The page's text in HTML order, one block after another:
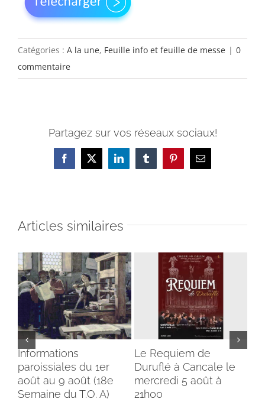
Catégories : A la une, Feuille info et feuille de messe | 0
commentaire
Partagez sur vos réseaux sociaux!
Facebook
X LinkedInTumblrPinterestEmail
Articles similaires
Informations
paroissiales du 1er
août au 9 août (18e
Semaine du T.O. A)
Le Requiem de
Duruflé à Cancale le
mercredi 5 août à
21h00